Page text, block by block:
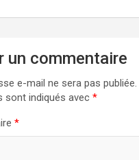
un commentaire
e-mail ne sera pas publiée.
sont indiqués avec *
*